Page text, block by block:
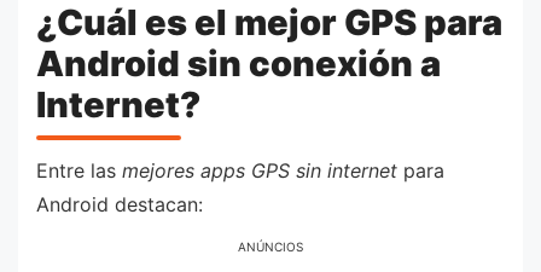
¿Cuál es el mejor GPS para
Android sin conexión a
Internet?
Entre las mejores apps GPS sin internet para
Android destacan:
ANÚNCIOS